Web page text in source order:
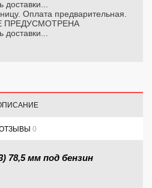
Оплата предварительная.
ПРЕДУСМОТРЕНА
0
78,5 мм под бензин